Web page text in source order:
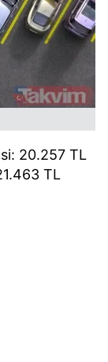
20.257 TL
TL